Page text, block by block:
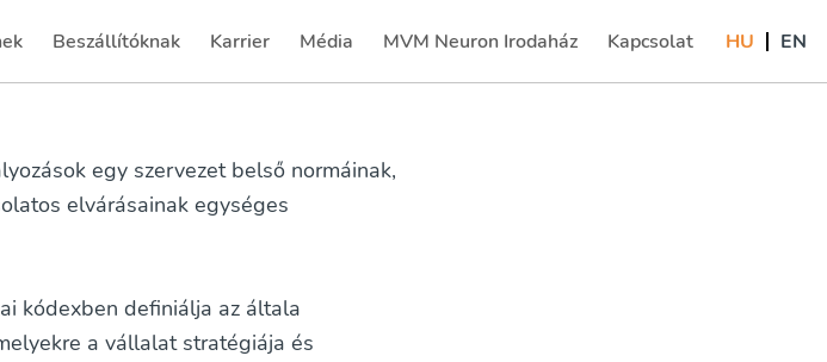
Beszállítóknak
(current) Karrier
(current) Média MVM Neuron Irodaház
(current) Kapcsolat HU EN
egy szervezet belső normáinak,
elvárásainak egységes
kódexben definiálja az általa
a vállalat stratégiája és